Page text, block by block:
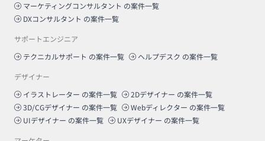
マーケティングコンサルタント の案件一覧
DXコンサルタント の案件一覧
サポートエンジニア
テクニカルサポート の案件一覧 ヘルプデスク の案件一覧
デザイナー
イラストレーター の案件一覧 2Dデザイナー の案件一覧
3D/CGデザイナー の案件一覧 Webディレクター の案件一覧
UIデザイナー の案件一覧 UXデザイナー の案件一覧